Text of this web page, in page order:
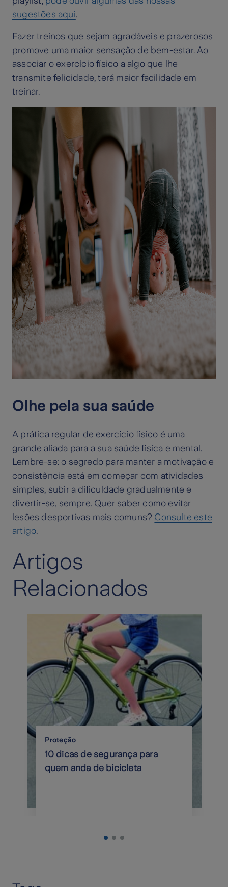
sugestões aqui.
Fazer treinos que sejam agradáveis e prazerosos
promove uma maior sensação de bem-estar. Ao
associar o exercício físico a algo que lhe
transmite felicidade, terá maior facilidade em
treinar.
Olhe pela sua saúde
A prática regular de exercício físico é uma
grande aliada para a sua saúde física e mental.
Lembre-se: o segredo para manter a motivação e
consistência está em começar com atividades
simples, subir a dificuldade gradualmente e
divertir-se, sempre. Quer saber como evitar
lesões desportivas mais comuns? Consulte este
artigo.
Artigos
Relacionados
Proteção
10 dicas de segurança para
quem anda de bicicleta